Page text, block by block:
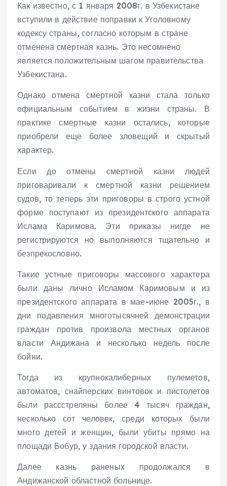
Как известно, с 1 января 2008г. в Узбекистане
вступили в действие поправки к Уголовному
кодексу страны, согласно которым в стране
отменена смертная казнь. Это несомнено
является положительным шагом правительства
Узбекистана.
Однако отмена смертной казни стала только
официальным событием в жизни страны. В
практике смертные казни остались, которые
приобрели еще более зловещий и скрытый
характер.
Если до отмены смертной казни людей
приговаривали к смертной казни решением
судов, то теперь эти приговоры в строго устной
форме поступают из президентского аппарата
Ислама Каримова. Эти приказы нигде не
регистрируются но выполняются тщательно и
безпрекословно.
Такие устные приговоры массового характера
были даны лично Исламом Каримовым и из
президентского аппарата в мае-июне 2005г., в
дни подавления многотысячней демонстрации
граждан против произвола местных органов
власти Андижана и несколько недель после
бойни.
Тогда из крупнокалиберных пулеметов,
автоматов, снайперских винтовок и пистолетов
были рассстреляны более 4 тысяч граждан,
несколько сот человек, среди которых были
много детей и женщин, были убиты прямо на
площади Бобур, у здания городской власти.
Далее казнь раненых продолжался в
Андижанской областной больнице.